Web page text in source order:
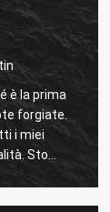
è la prima
forgiate.
i miei
Sto